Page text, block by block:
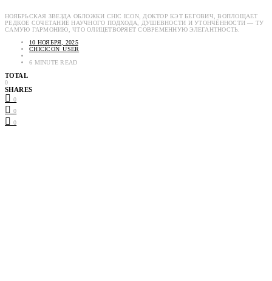
НОЯБРЬСКАЯ ЗВЕЗДА ОБЛОЖКИ CHIC ICON, ДОКТОР КЭТ БЕГОВИЧ, ВОПЛОЩАЕТ
РЕДКОЕ СОЧЕТАНИЕ НАУЧНОГО ПОДХОДА, ДУШЕВНОСТИ И УТОНЧЁННОСТИ — ТУ
САМУЮ ГАРМОНИЮ, ЧТО ОЛИЦЕТВОРЯЕТ СОВРЕМЕННУЮ ЭЛЕГАНТНОСТЬ.
10 НОЯБРЯ, 2025
CHICICON_USER
6 MINUTE READ
TOTAL
0
SHARES
0
0
0